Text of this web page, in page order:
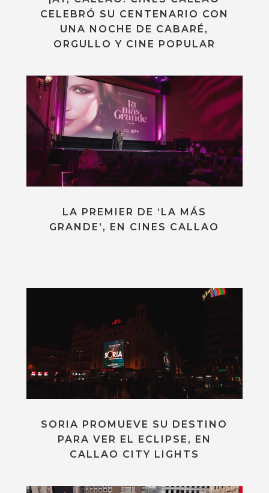
CELEBRÓ SU CENTENARIO CON
UNA NOCHE DE CABARÉ,
ORGULLO Y CINE POPULAR
LA PREMIER DE ‘LA MÁS
GRANDE’, EN CINES CALLAO
SORIA PROMUEVE SU DESTINO
PARA VER EL ECLIPSE, EN
CALLAO CITY LIGHTS